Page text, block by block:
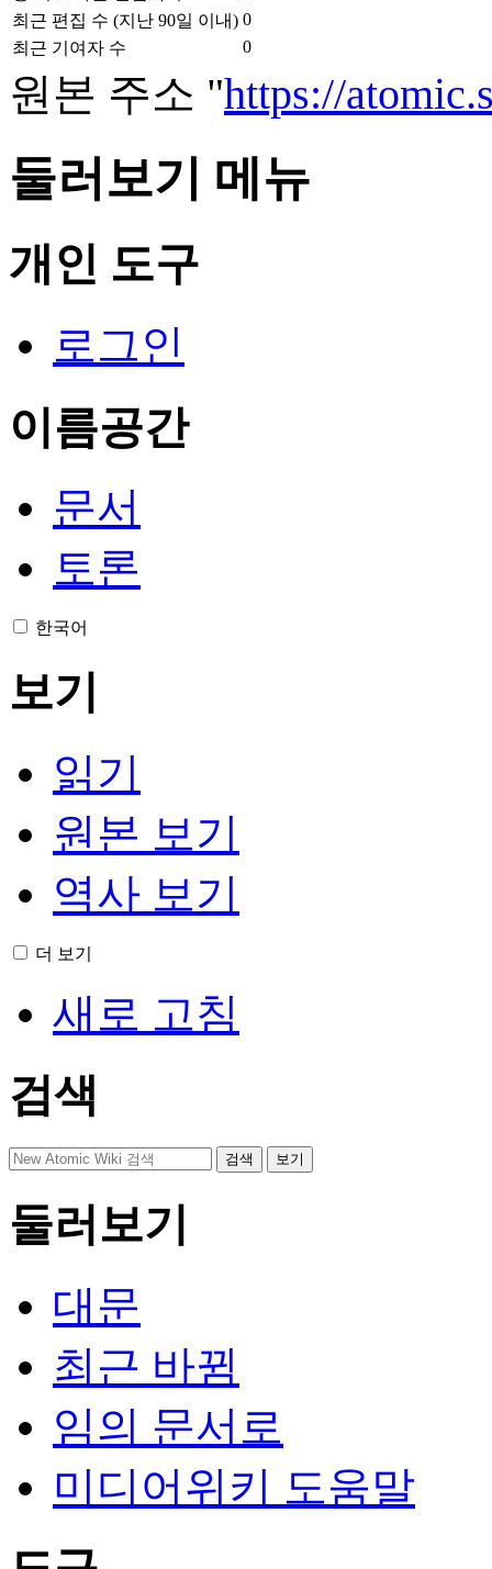
최근 편집 수 (지난 90일 이내) 0
최근 기여자 수
0
원본 주소 "https://
둘러보기 메뉴
개인 도구
로그인
이름공간
문서
토론
한국어
보기
읽기
원본 보기
역사 보기
더 보기
새로 고침
검색
둘러보기
대문
최근 바뀜
임의 문서로
미디어위키 도움말